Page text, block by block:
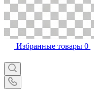
Избранные товары 0